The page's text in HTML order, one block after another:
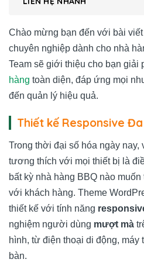
Chào mừng bạn đến với bài
chuyên nghiệp dành cho nhà
Team sẽ giới thiệu cho bạn giải
hàng toàn diện, đáp ứng mọi
đến quản lý hiệu quả.
Thiết kế Responsive
Trong thời đại số hóa ngày
tương thích với mọi thiết bị là
bất kỳ nhà hàng BBQ nào
với khách hàng. Theme
thiết kế với tính năng
nghiệm người dùng mượt mà
hình, từ điện thoại di động, máy
bàn.